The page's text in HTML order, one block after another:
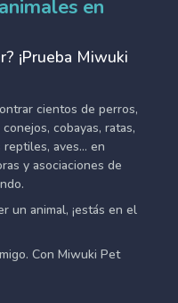
en
¡Prueba Miwuki
cientos de perros,
cobayas, ratas,
aves... en
y asociaciones de
un animal, ¡estás en el
Con Miwuki Pet